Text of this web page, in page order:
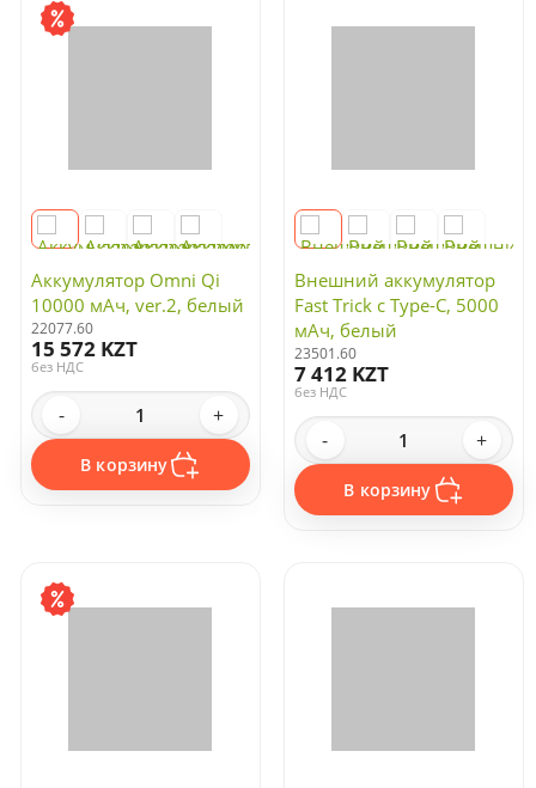
Аккумулятор Omni Qi
10000 мАч, ver.2, белый
22077.60
15 572 KZT
без НДС
- +
В корзину
Внешний аккумулятор
Fast Trick с Type-C, 5000
мАч, белый
23501.60
7 412 KZT
без НДС
- +
В корзину